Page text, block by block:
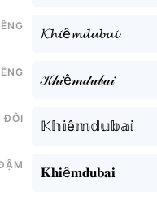
𝓚𝓱𝓲ê𝓶𝓭𝓾𝓫𝓪𝓲
𝒦𝒽𝒾ê𝓂𝒹𝓊𝒷𝒶𝒾
đôi
𝕂𝕙𝕚ê𝕞𝕕𝕦𝕓𝕒𝕚
𝐊𝐡𝐢ê𝐦𝐝𝐮𝐛𝐚𝐢